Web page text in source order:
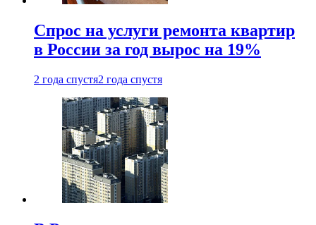
Спрос на услуги ремонта квартир
в России за год вырос на 19%
2 года спустя2 года спустя